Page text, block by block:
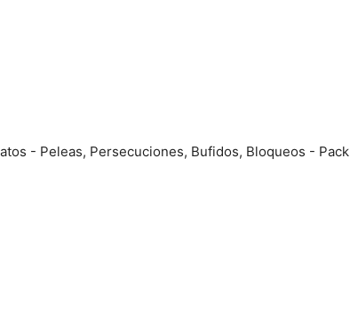
- Peleas, Persecuciones, Bufidos, Bloqueos - Pack